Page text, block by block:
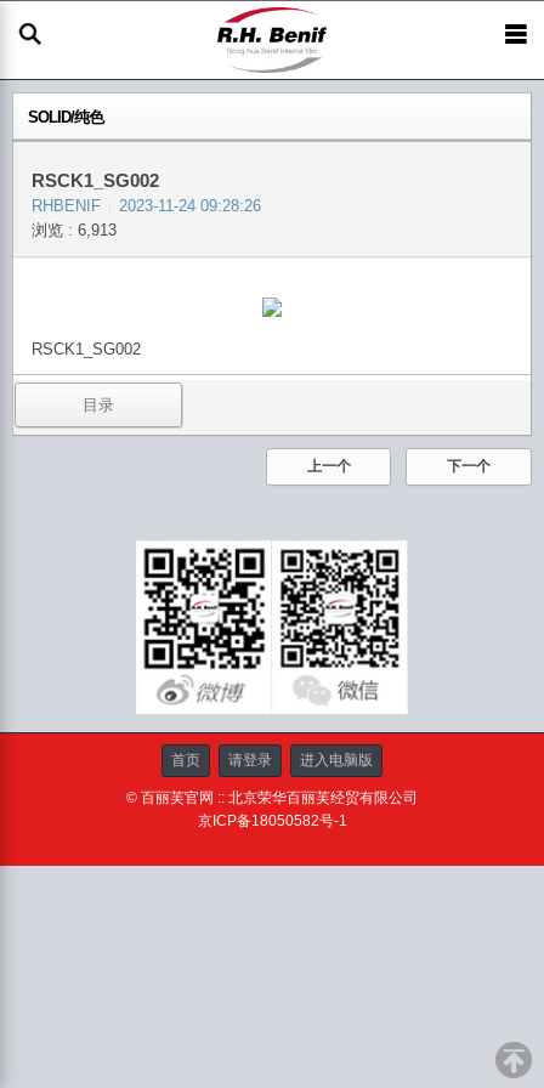
SOLID/纯色
RSCK1_SG002
RHBENIF
2023-11-24 09:28:26
浏览 : 6,913
RSCK1_SG002
目录
上一个 下一个
首页 请登录 进入电脑版
© 百丽芙官网 :: 北京荣华百丽芙经贸有限公司
京ICP备18050582号-1